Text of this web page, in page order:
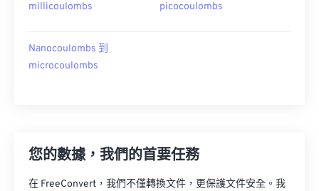
millicoulombs
picocoulombs
Nanocoulombs 到
microcoulombs
您的數據，我們的首要任務
在 FreeConvert，我們不僅轉換文件，更保護文件安全。我